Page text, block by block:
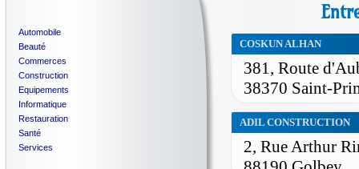
Automobile
Beauté
Commerces
Construction
Equipements
Informatique
Restauration
Santé
Services
COSKUN ALHAN
381, Route
38370 Saint-
ADIL CONSTRUCTION
2, Rue Arthur